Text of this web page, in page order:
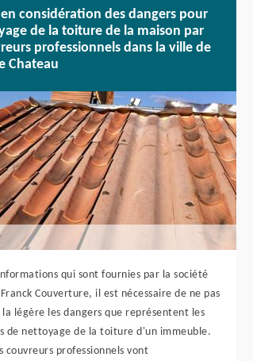
en considération des dangers pour
de la toiture de la maison par
professionnels dans la ville de
Chateau
qui sont fournies par la société
Couverture, il est nécessaire de ne pas
légère les dangers que représentent les
de nettoyage de la toiture d'un immeuble.
couvreurs professionnels vont